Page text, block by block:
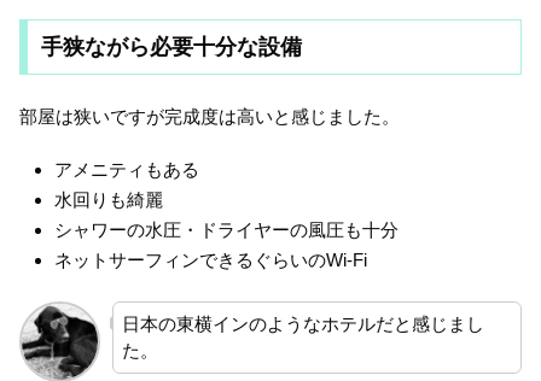
手狭ながら必要十分な設備
部屋は狭いですが完成度は高いと感じました。
アメニティもある
水回りも綺麗
シャワーの水圧・ドライヤーの風圧も十分
ネットサーフィンできるぐらいのWi-Fi
日本の東横インのようなホテルだと感じまし
た。